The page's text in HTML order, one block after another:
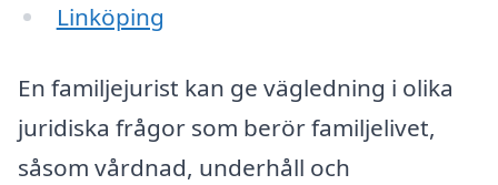
Linköping
En familjejurist kan ge vägledning i olika
juridiska frågor som berör familjelivet,
såsom vårdnad, underhåll och